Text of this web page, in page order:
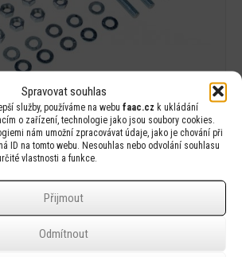
Spravovat souhlas
služby, používáme na webu faac.cz k ukládání
o zařízení, technologie jako jsou soubory cookies.
nám umožní zpracovávat údaje, jako je chování při
ID na tomto webu. Nesouhlas nebo odvolání souhlasu
vlastnosti a funkce.
Přijmout
Odmítnout
Základová deska pro C850